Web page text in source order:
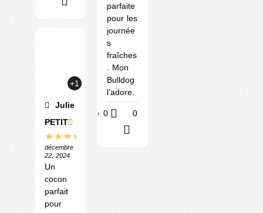
+1
Julie
PETIT
décembre
22, 2024
Un
cocon
parfait
pour
parfaite
pour les
journée
s
fraîches
. Mon
Bulldog
l’adore.
Utile 0 0